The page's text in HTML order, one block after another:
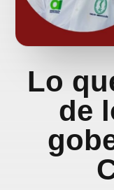
Lo
de